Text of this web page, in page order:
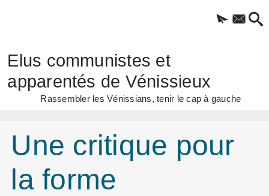
Elus communistes et
apparentés de Vénissieux
Rassembler les Vénissians, tenir le cap à gauche
Une critique pour
la forme